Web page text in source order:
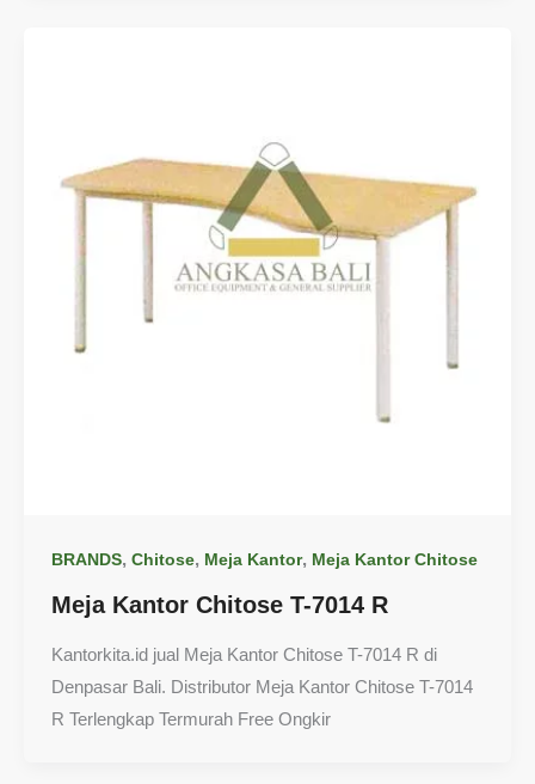
BRANDS, Chitose, Meja Kantor, Meja Kantor Chitose
Meja Kantor Chitose T-7014 R
Kantorkita.id jual Meja Kantor Chitose T-7014 R di
Denpasar Bali. Distributor Meja Kantor Chitose T-7014
R Terlengkap Termurah Free Ongkir